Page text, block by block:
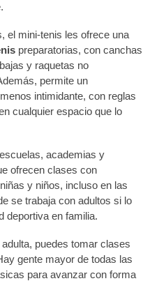
el mini-tenis les ofrece una
preparatorias, con canchas
y raquetas no
permite un
intimidante, con reglas
cualquier espacio que lo
academias y
ofrecen clases con
y niños, incluso en las
se trabaja con adultos si lo
deportiva en familia.
puedes tomar clases
gente mayor de todas las
para avanzar con forma